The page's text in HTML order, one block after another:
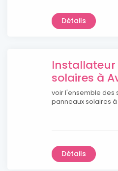
Détails
solaires à
voir l'ensemble des
panneaux solaires
Détails